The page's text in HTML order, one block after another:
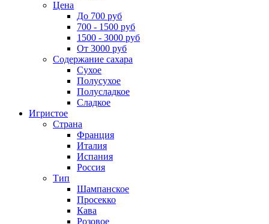
Цена
До 700 руб
700 - 1500 руб
1500 - 3000 руб
От 3000 руб
Содержание сахара
Сухое
Полусухое
Полусладкое
Сладкое
Игристое
Страна
Франция
Италия
Испания
Россия
Тип
Шампанское
Просекко
Кава
Розовое